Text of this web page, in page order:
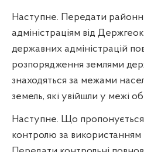
Наступне. Передати
адміністраціям від
державних адміністрацій
розпорядження землями
знаходяться за межами
земель, які увійшли у межі
Наступне. Що
контролю за